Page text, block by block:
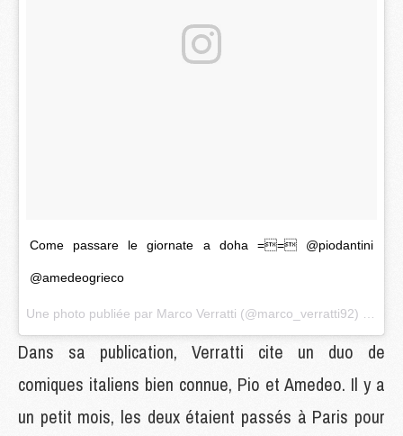
Come passare le giornate a doha == @piodantini
@amedeogrieco
Dans sa publication, Verratti cite un duo de
comiques italiens bien connue, Pio et Amedeo. Il y a
un petit mois, les deux étaient passés à Paris pour